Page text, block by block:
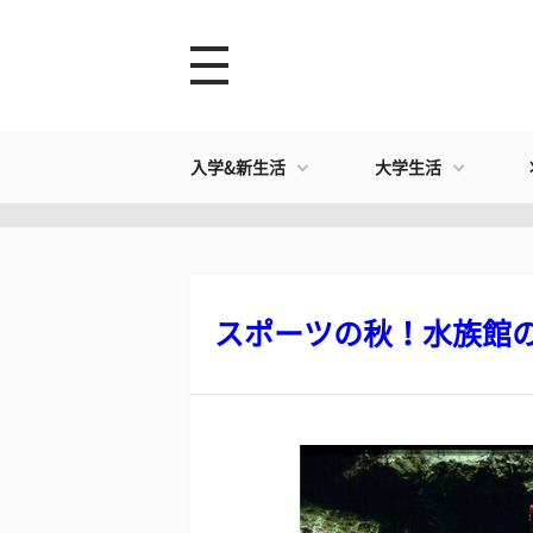
入学&新生活 大学生活
スポーツの秋！水族館